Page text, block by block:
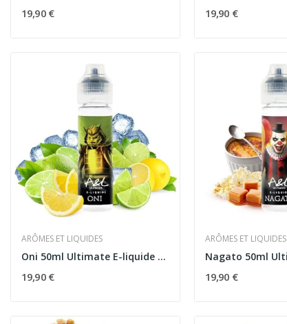
19,90 € 19,90 €
ARÔMES ET LIQUIDES
Oni 50ml Ultimate E-liquide Agrumes Frais...
19,90 €
ARÔMES ET LIQUIDES
19,90 €